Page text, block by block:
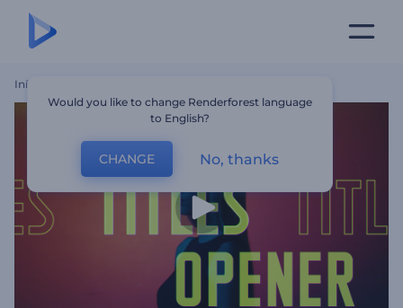
Início
Would you like to change Renderforest language
to English?
CHANGE No, thanks